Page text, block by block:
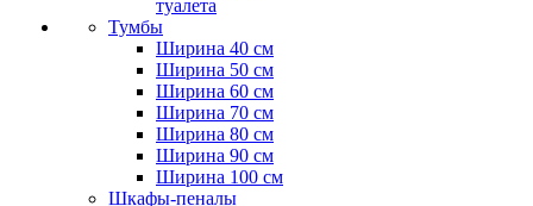
туалета
Тумбы
Ширина 40 см
Ширина 50 см
Ширина 60 см
Ширина 70 см
Ширина 80 см
Ширина 90 см
Ширина 100 см
Шкафы-пеналы